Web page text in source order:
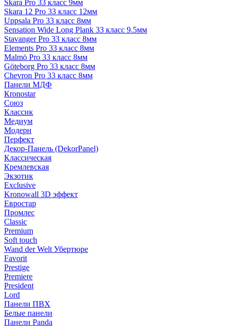
Skara Pro 33 класс 9мм
Skara 12 Pro 33 класс 12мм
Uppsala Pro 33 класс 8мм
Sensation Wide Long Plank 33 класс 9.5мм
Stavanger Pro 33 класс 8мм
Elements Pro 33 класс 8мм
Malmö Pro 33 класс 8мм
Göteborg Pro 33 класс 8мм
Chevron Pro 33 класс 8мм
Панели МДФ
Кronostar
Союз
Классик
Медиум
Модерн
Перфект
Декор-Панель (DekorPanel)
Классическая
Кремлевская
Экзотик
Exclusive
Kronowall 3D эффект
Евростар
Промлес
Classic
Premium
Soft touch
Wand der Welt Убертюре
Favorit
Prestige
Premiere
President
Lord
Панели ПВХ
Белые панели
Панели Panda